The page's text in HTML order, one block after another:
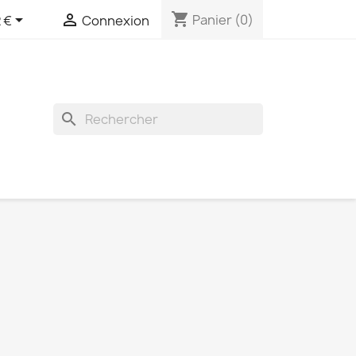
€  Connexion shopping_cart Panier (0)
search